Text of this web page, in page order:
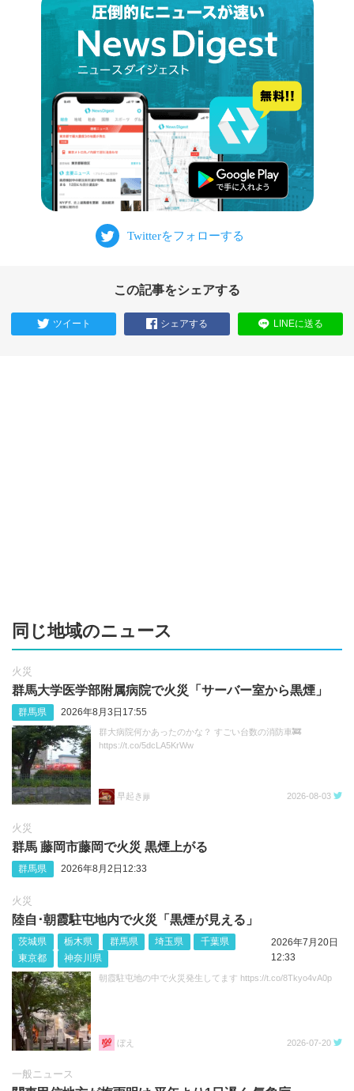
この記事をシェアする
ツイート シェアする LINEに送る
同じ地域のニュース
火災
群馬大学医学部附属病院で火災「サーバー室から黒煙」
群馬県 2026年8月3日17:55
群大病院何かあったのかな？ すごい台数の消防車🚒
https://t.co/5dcLA5KrWw
早起きjiji 2026-08-03
火災
群馬 藤岡市藤岡で火災 黒煙上がる
群馬県 2026年8月2日12:33
火災
陸自･朝霞駐屯地内で火災「黒煙が見える」
茨城県 栃木県 群馬県 埼玉県
千葉県
東京都
神奈川県
2026年7月20日
12:33
朝霞駐屯地の中で火災発生してます https://t.co/8Tkyo4vA0p
ぼえ 2026-07-20
一般ニュース